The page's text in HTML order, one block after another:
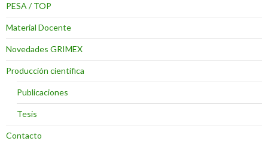
PESA / TOP
Material Docente
Novedades GRIMEX
Producción científica
Publicaciones
Tesis
Contacto